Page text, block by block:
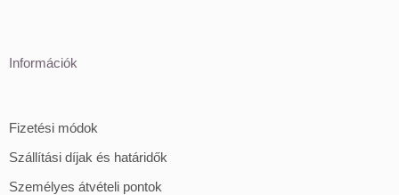
Információk
Fizetési módok
Szállítási díjak és határidők
Személyes átvételi pontok